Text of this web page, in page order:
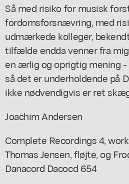
Så med risiko for musisk
fordomsforsnævring, med
udmærkede kolleger,
tilfælde endda venner fra
en ærlig og oprigtig mening -
så det er underholdende på
ikke nødvendigvis er ret
Joachim Andersen
Complete Recordings 4,
Thomas Jensen, fløjte, og
Danacord Dacocd 654